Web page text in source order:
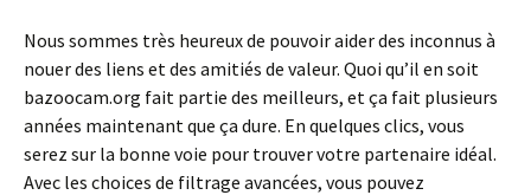
Nous sommes très heureux de pouvoir aider des inconnus à
nouer des liens et des amitiés de valeur. Quoi qu’il en soit
bazoocam.org fait partie des meilleurs, et ça fait plusieurs
années maintenant que ça dure. En quelques clics, vous
serez sur la bonne voie pour trouver votre partenaire idéal.
Avec les choices de filtrage avancées, vous pouvez